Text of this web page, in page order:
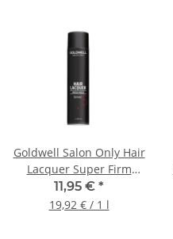
Goldwell Salon Only Hair
Lacquer Super Firm
Mega Hold Haarspray
Finish, 600ml
11,95 € *
19,92 € / 1 l